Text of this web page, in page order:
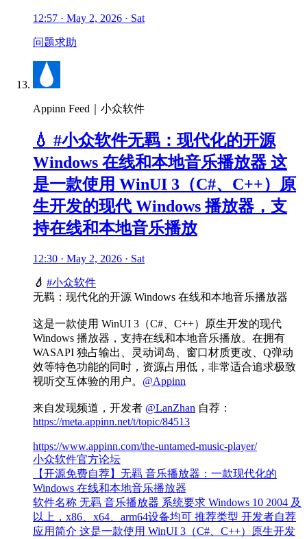
12:57 · May 2, 2026 · Sat
问题求助
Appinn Feed｜小众软件
💧 #小众软件无羁：现代化的开源
Windows 在线和本地音乐播放器 这
是一款使用 WinUI 3（C#、C++）原
生开发的现代 Windows 播放器，支
持在线和本地音乐播放
12:30 · May 2, 2026 · Sat
💧 #小众软件
无羁：现代化的开源 Windows 在线和本地音乐播放器
这是一款使用 WinUI 3（C#、C++）原生开发的现代
Windows 播放器，支持在线和本地音乐播放。在拥有
WASAPI 独占输出、灵动词岛、窗口材质更改、Q弹动
效等特色功能的同时，资源占用低，非常适合追求极致
视听交互体验的用户。 @Appinn
来自发现频道，开发者 @LanZhan 自荐：
https://meta.appinn.net/t/topic/84513
https://www.appinn.com/the-untamed-music-player/
小众软件官方论坛
【开源免费自荐】无羁 音乐播放器：一款现代化的
Windows 在线和本地音乐播放器
软件名称 无羁 音乐播放器 系统要求 Windows 10 2004 及
以上，x86、x64、arm64设备均可 推荐类型 开发者自荐
应用简介 这是一款使用 WinUI 3（C#、C++）原生开发